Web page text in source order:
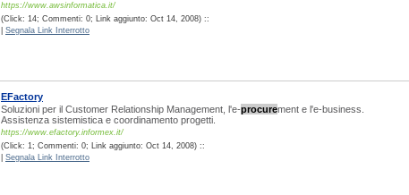
https://www.awsinformatica.it/
(Click: 14; Commenti: 0; Link aggiunto: Oct 14, 2008) ::
Segnala Link Interrotto
EFactory
Soluzioni per il Customer Relationship Management, l'e-procurement e l'e-business.
Assistenza sistemistica e coordinamento progetti.
https://www.efactory.informex.it/
(Click: 1; Commenti: 0; Link aggiunto: Oct 14, 2008) ::
Segnala Link Interrotto